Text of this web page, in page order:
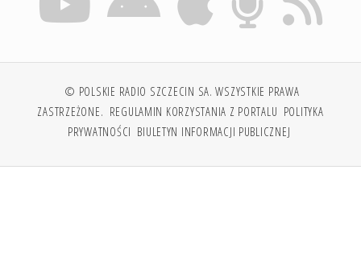
© POLSKIE RADIO SZCZECIN SA. WSZYSTKIE PRAWA
ZASTRZEŻONE. REGULAMIN KORZYSTANIA Z PORTALU POLITYKA
PRYWATNOŚCI BIULETYN INFORMACJI PUBLICZNEJ